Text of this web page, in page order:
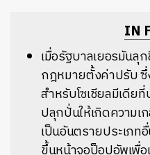
IN
เมื่อรัฐบาลเยอรมันลุ
กฎหมายตั้งค่าปรับ ซึ่
สำหรับโซเชียลมีเดีย
ปลุกปั่นให้เกิดความเ
เป็นอันตรายประเภท
ขึ้นหน้าจอป็อปอัพเพื่อ